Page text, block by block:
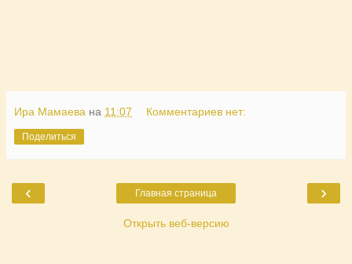
Ира Мамаева на 11:07 Комментариев нет:
Поделиться
‹ ›
Главная страница
Открыть веб-версию